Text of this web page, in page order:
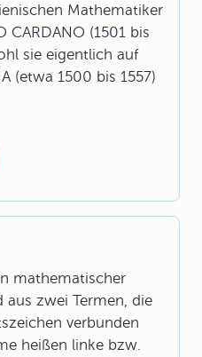
Mathematiker
CARDANO (1501 bis
sie eigentlich auf
(etwa 1500 bis 1557)
mathematischer
aus zwei Termen, die
verbunden
heißen linke bzw.